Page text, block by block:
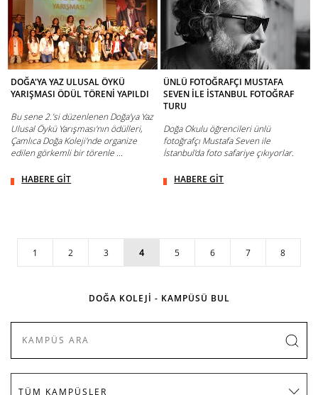
DOĞA'YA YAZ ULUSAL ÖYKÜ
YARIŞMASI ÖDÜL TÖRENİ YAPILDI
Bu sene 2.’si düzenlenen Doğa'ya Yaz
Ulusal Öykü Yarışması'nın ödülleri,
Çamlıca Doğa Koleji'nde organize
edilen görkemli bir törenle ...
HABERE GİT
ÜNLÜ FOTOĞRAFÇI MUSTAFA
SEVEN İLE İSTANBUL FOTOĞRAF
TURU
Doğa Okulu öğrencileri ünlü
fotoğrafçı Mustafa Seven ile
İstanbul'da foto safariye çıkıyorlar.
HABERE GİT
1 2 3 4 5 6 7 8
DOĞA KOLEJİ - KAMPÜSÜ BUL